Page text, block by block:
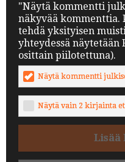
"Näytä kommentti
näkyvää kommenttia.
tehdä yksityisen
yhteydessä näytetään
osittain piilotettuna).
Näytä kommentti
Näytä vain 2 kirjainta
Lisää